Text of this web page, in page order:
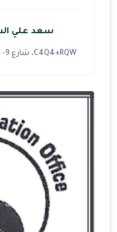
سعد علي
C4Q4+RQW، شارع 9- حي السوق، السوق، الدمام 32242